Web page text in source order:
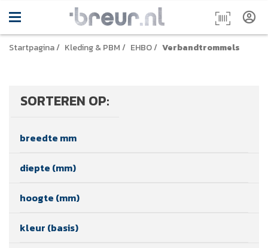
Startpagina/ Kleding & PBM/ EHBO/ Verbandtrommels
SORTEREN OP:
breedte mm
diepte (mm)
hoogte (mm)
kleur (basis)